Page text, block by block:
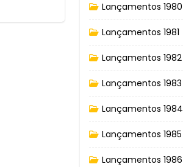
Lançamentos 1980
Lançamentos 1981
Lançamentos 1982
Lançamentos 1983
Lançamentos 1984
Lançamentos 1985
Lançamentos 1986